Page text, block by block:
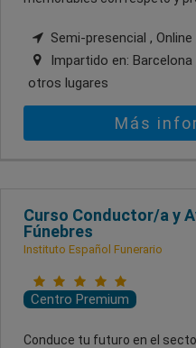
Semi-presencial ,
Impartido en: Barcelona
otros lugares
Más
Curso Conductor/a y
Fúnebres
Instituto Español Funerario
Centro Premium
Conduce tu futuro en el